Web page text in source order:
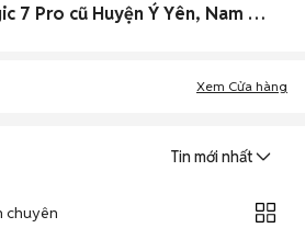
0 Zte Nubia Redmagic 7 Pro cũ Huyện Ý Yên, Nam Định đẹp
Xem Cửa hàng
Tin mới nhất
chuyên